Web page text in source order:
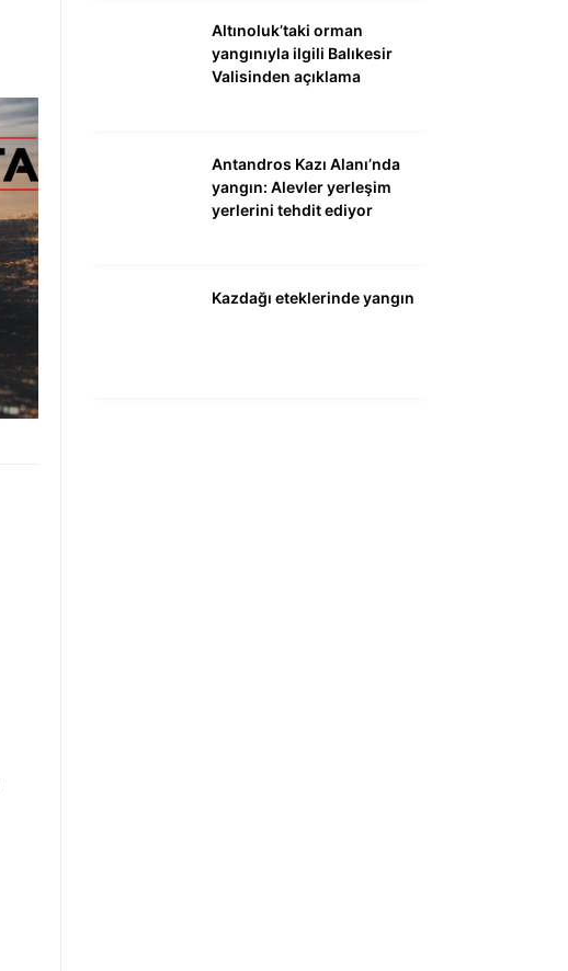
Altınoluk’taki orman
yangınıyla ilgili Balıkesir
Valisinden açıklama
Antandros Kazı Alanı’nda
yangın: Alevler yerleşim
yerlerini tehdit ediyor
Kazdağı eteklerinde yangın